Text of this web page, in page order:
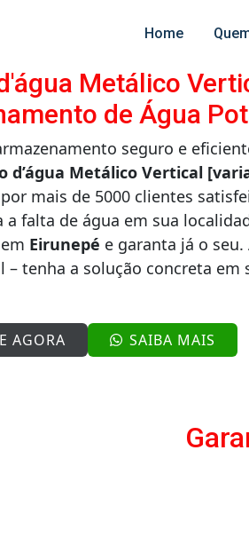
Home
Metálico
de Água
seguro e
d’água Metálico Vertical
mais de 5000 clientes
a falta de água em sua
Eirunepé e garanta já o seu.
– tenha a solução concreta em
AGORA SAIBA MAIS